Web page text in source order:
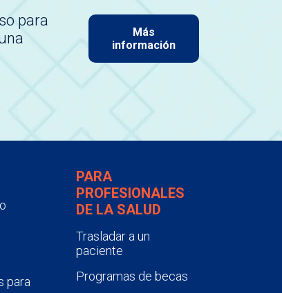
para
Más
información
para
PARA
PROFESIONALES
DE LA SALUD
Trasladar a un
paciente
Programas de becas